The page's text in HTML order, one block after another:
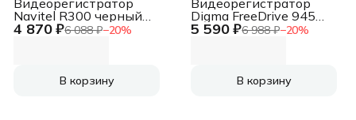
4 870 ₽6 088 ₽−20%
Navitel R300 черный
1080x1920 1080p
В корзину
5 590 ₽6 988 ₽−20%
Digma FreeDrive 945W
черный 4Mpix
В корзину